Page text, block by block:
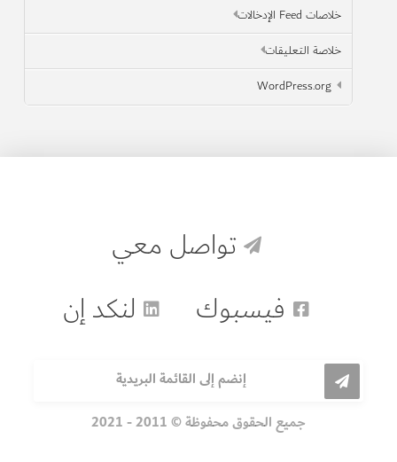
خلاصات Feed الإدخالات
خلاصة التعليقات
WordPress.org
تواصل معي
فيسبوك
لنكد إن
إنضم إلى القائمة البريدية
جميع الحقوق محفوظة © 2011 - 2021